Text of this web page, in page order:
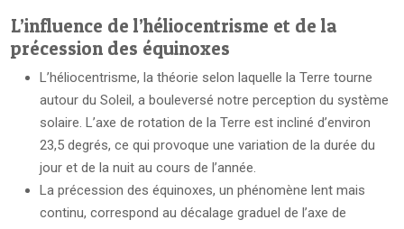
L’influence de l’héliocentrisme et de la
précession des équinoxes
L’héliocentrisme, la théorie selon laquelle la Terre tourne
autour du Soleil, a bouleversé notre perception du système
solaire. L’axe de rotation de la Terre est incliné d’environ
23,5 degrés, ce qui provoque une variation de la durée du
jour et de la nuit au cours de l’année.
La précession des équinoxes, un phénomène lent mais
continu, correspond au décalage graduel de l’axe de